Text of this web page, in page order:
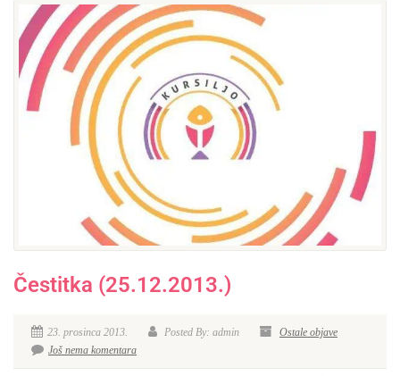
Čestitka (25.12.2013.)
23. prosinca 2013. Posted By: admin
Ostale objave
Još nema komentara